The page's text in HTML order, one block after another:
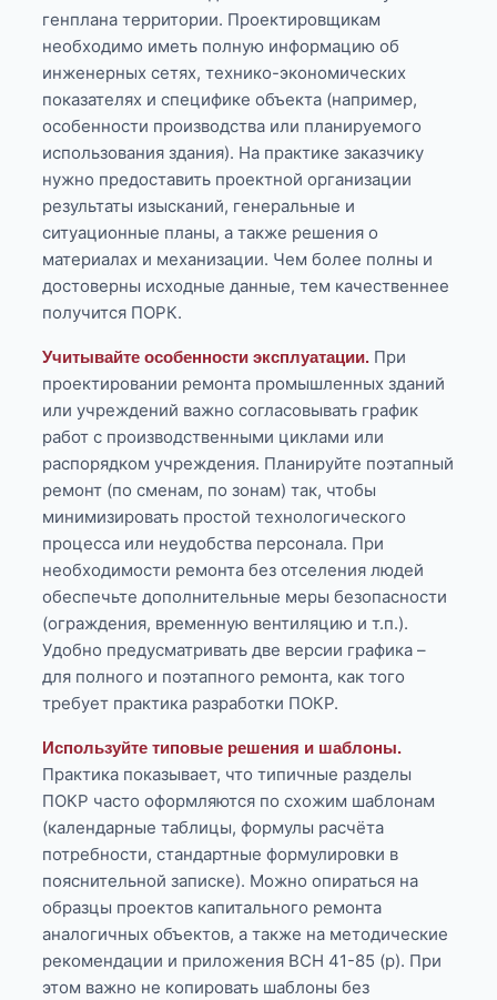
генплана территории. Проектировщикам
необходимо иметь полную информацию об
инженерных сетях, технико-экономических
показателях и специфике объекта (например,
особенности производства или планируемого
использования здания). На практике заказчику
нужно предоставить проектной организации
результаты изысканий, генеральные и
ситуационные планы, а также решения о
материалах и механизации. Чем более полны и
достоверны исходные данные, тем качественнее
получится ПОРК.
Учитывайте особенности эксплуатации. При
проектировании ремонта промышленных зданий
или учреждений важно согласовывать график
работ с производственными циклами или
распорядком учреждения. Планируйте поэтапный
ремонт (по сменам, по зонам) так, чтобы
минимизировать простой технологического
процесса или неудобства персонала. При
необходимости ремонта без отселения людей
обеспечьте дополнительные меры безопасности
(ограждения, временную вентиляцию и т.п.).
Удобно предусматривать две версии графика –
для полного и поэтапного ремонта, как того
требует практика разработки ПОКР.
Используйте типовые решения и шаблоны.
Практика показывает, что типичные разделы
ПОКР часто оформляются по схожим шаблонам
(календарные таблицы, формулы расчёта
потребности, стандартные формулировки в
пояснительной записке). Можно опираться на
образцы проектов капитального ремонта
аналогичных объектов, а также на методические
рекомендации и приложения ВСН 41-85 (р). При
этом важно не копировать шаблоны без